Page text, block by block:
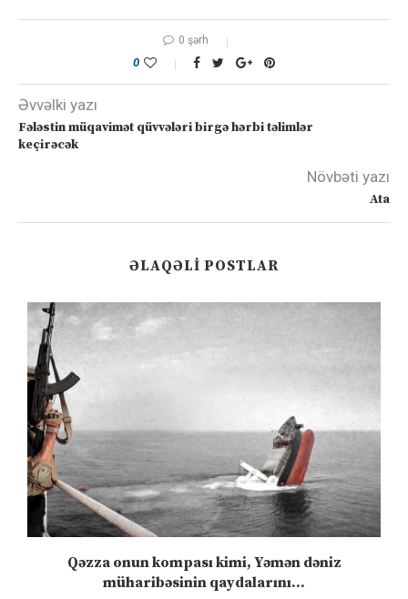
0 şərh
0
Əvvəlki yazı
Fələstin müqavimət qüvvələri birgə hərbi təlimlər
keçirəcək
Növbəti yazı
Ata
ƏLAQƏLI POSTLAR
Qəzza onun kompası kimi, Yəmən dəniz
müharibəsinin qaydalarını...